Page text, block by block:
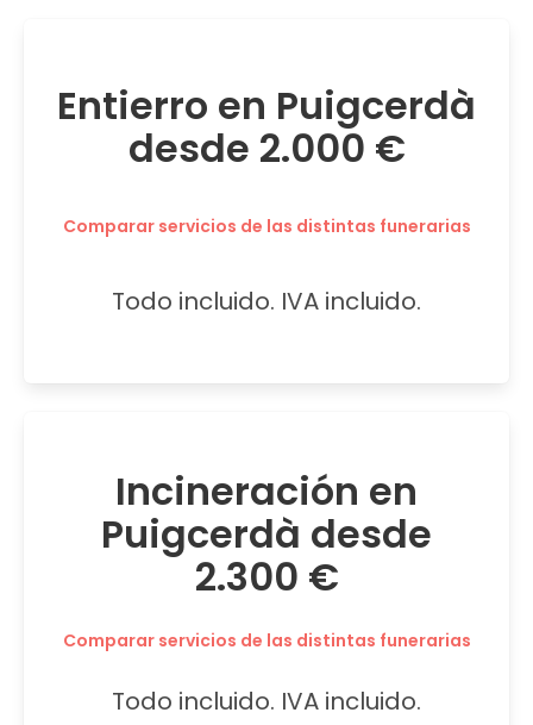
Entierro en Puigcerdà
desde 2.000 €
Comparar servicios de las distintas funerarias
Todo incluido. IVA incluido.
Incineración en
Puigcerdà desde
2.300 €
Comparar servicios de las distintas funerarias
Todo incluido. IVA incluido.